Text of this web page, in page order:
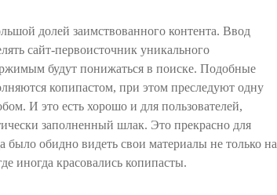
долей заимствованного контента. Ввод
сайт-первоисточник уникального
будут понижаться в поиске. Подобные
копипастом, при этом преследуют одну
И это есть хорошо и для пользователей,
заполненный шлак. Это прекрасно для
было обидно видеть свои материалы не только на
иногда красовались копипасты.